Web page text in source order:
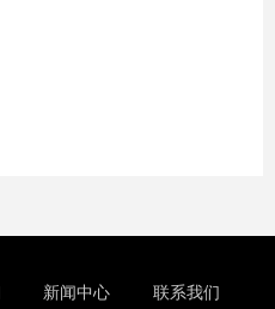
新闻中心 联系我们